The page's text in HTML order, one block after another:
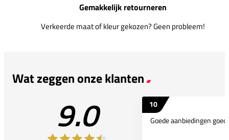
Gemakkelijk retourneren
Verkeerde maat of kleur gekozen? Geen probleem!
Wat zeggen onze klanten
9.0
10
Goede aanbiedingen